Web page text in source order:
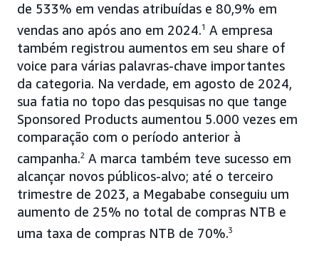
de 533% em vendas atribuídas e 80,9% em
vendas ano após ano em 2024.1 A empresa
também registrou aumentos em seu share of
voice para várias palavras-chave importantes
da categoria. Na verdade, em agosto de 2024,
sua fatia no topo das pesquisas no que tange
Sponsored Products aumentou 5.000 vezes em
comparação com o período anterior à
campanha.2 A marca também teve sucesso em
alcançar novos públicos-alvo; até o terceiro
trimestre de 2023, a Megababe conseguiu um
aumento de 25% no total de compras NTB e
uma taxa de compras NTB de 70%.3